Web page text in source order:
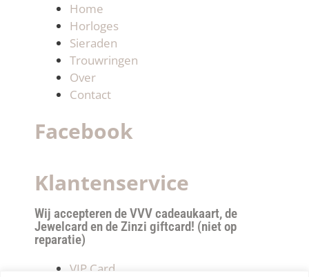
Home
Horloges
Sieraden
Trouwringen
Over
Contact
Facebook
Klantenservice
Wij accepteren de VVV cadeaukaart, de
Jewelcard en de Zinzi giftcard! (niet op
reparatie)
VIP Card